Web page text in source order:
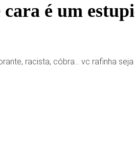
cara é um
racista, cóbra… vc rafinha seja